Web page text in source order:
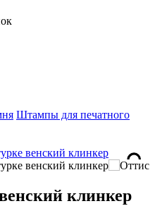
Штампы для печатного
клинкер